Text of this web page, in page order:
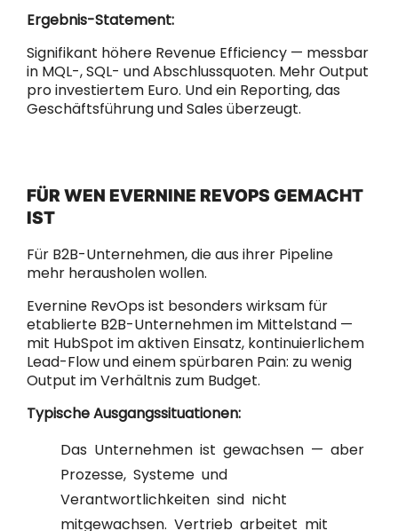
Ergebnis-Statement:
Signifikant höhere Revenue Efficiency — messbar
in MQL-, SQL- und Abschlussquoten. Mehr Output
pro investiertem Euro. Und ein Reporting, das
Geschäftsführung und Sales überzeugt.
FÜR WEN EVERNINE REVOPS GEMACHT
IST
Für B2B-Unternehmen, die aus ihrer Pipeline
mehr herausholen wollen.
Evernine RevOps ist besonders wirksam für
etablierte B2B-Unternehmen im Mittelstand —
mit HubSpot im aktiven Einsatz, kontinuierlichem
Lead-Flow und einem spürbaren Pain: zu wenig
Output im Verhältnis zum Budget.
Typische Ausgangssituationen:
Das Unternehmen ist gewachsen — aber
Prozesse, Systeme und
Verantwortlichkeiten sind nicht
mitgewachsen. Vertrieb arbeitet mit